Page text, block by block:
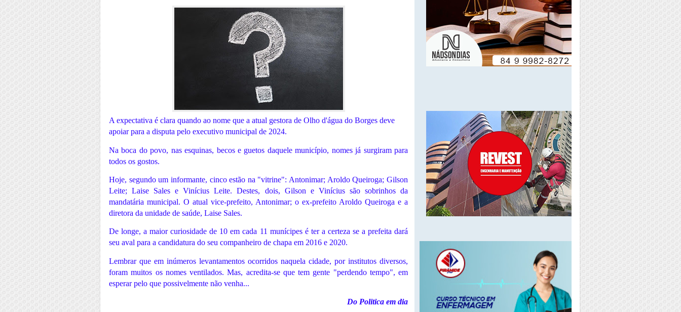
A expectativa é clara quando ao nome que a atual gestora de Olho d'água do Borges deve
apoiar para a disputa pelo executivo municipal de 2024.
Na boca do povo, nas esquinas, becos e guetos daquele município, nomes já surgiram para
todos os gostos.
Hoje, segundo um informante, cinco estão na "vitrine": Antonimar; Aroldo Queiroga; Gilson
Leite; Laise Sales e Vinícius Leite. Destes, dois, Gilson e Vinícius são sobrinhos da
mandatária municipal. O atual vice-prefeito, Antonimar; o ex-prefeito Aroldo Queiroga e a
diretora da unidade de saúde, Laise Sales.
De longe, a maior curiosidade de 10 em cada 11 munícipes é ter a certeza se a prefeita dará
seu aval para a candidatura do seu companheiro de chapa em 2016 e 2020.
Lembrar que em inúmeros levantamentos ocorridos naquela cidade, por institutos diversos,
foram muitos os nomes ventilados. Mas, acredita-se que tem gente "perdendo tempo", em
esperar pelo que possivelmente não venha...
Do Politica em dia